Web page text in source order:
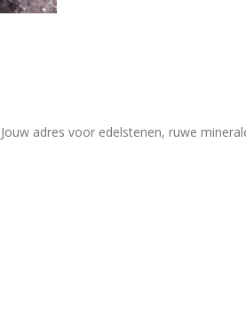
adres voor edelstenen, ruwe